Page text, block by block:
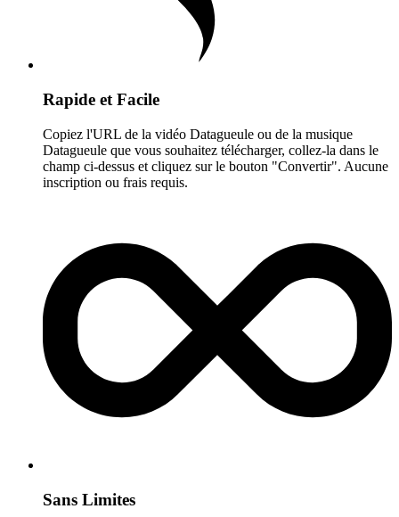
Rapide et Facile
Copiez l'URL de la vidéo Datagueule ou de la musique
Datagueule que vous souhaitez télécharger, collez-la dans le
champ ci-dessus et cliquez sur le bouton "Convertir". Aucune
inscription ou frais requis.
Sans Limites